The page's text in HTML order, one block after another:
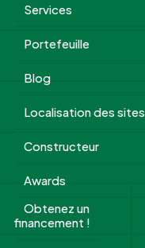
Services
Portefeuille
Blog
Localisation des sites
Constructeur
Awards
Obtenez un
financement !